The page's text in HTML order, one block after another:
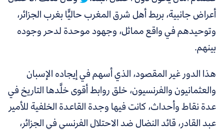
أعراض جانبية، بربط أهل شرق المغرب حاليًّا بغرب الجزائر،
وتوحيدهم في واقع مماثل، وجهود موحدة لدحر وجوده
بينهم.
هذا الدور غير المقصود، الذي أسهم في إيجاده الإسبان
والعثمانيون والفرنسيون، خلق روابط أقوى خلَّدها التاريخ في
عدة نقاط وأحداث، كانت فيها وجدة القاعدة الخلفية للأمير
عبد القادر، قائد النضال ضد الاحتلال الفرنسي في الجزائر،